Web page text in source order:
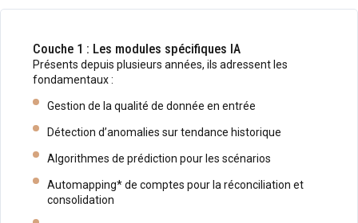
Couche 1 : Les modules spécifiques IA
Présents depuis plusieurs années, ils adressent les
fondamentaux :
Gestion de la qualité de donnée en entrée
Détection d’anomalies sur tendance historique
Algorithmes de prédiction pour les scénarios
Automapping* de comptes pour la réconciliation et
consolidation